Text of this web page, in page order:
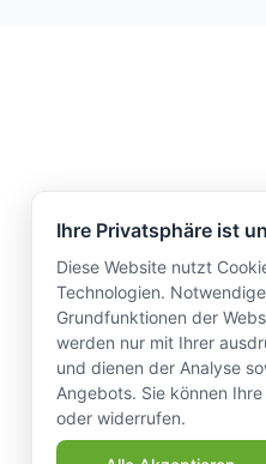
Ihre Privatsphäre ist
Diese Website nutzt
Technologien.
Grundfunktionen der
werden nur mit Ihrer
und dienen der Analyse
Angebots. Sie können
oder widerrufen.